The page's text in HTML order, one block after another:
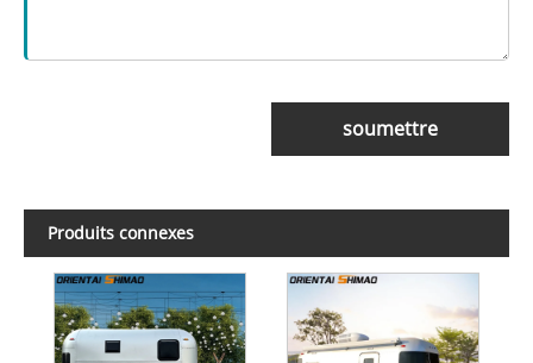
soumettre
Produits connexes